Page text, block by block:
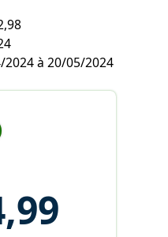
à 20/05/2024